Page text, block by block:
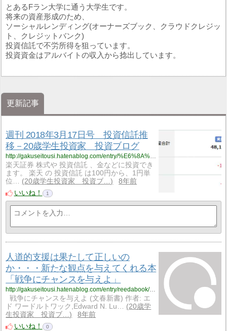
とあるFラン大学に通う大学生です。
将来の資産形成のため、
ソーシャルレンディング(オーナーズブック、クラウドクレジッ
ト、クレジットバンク)
投資信託で不労所得を狙っています。
投資資金はアルバイトの収入から捻出しています。
更新記事
週刊 2018年3月17日号 投資信託推
移－20歳学生投資家 投資ブログ
http://gakuseitousi.hatenablog.com/entry/%E6%8A%95%E8%B3%87%E4%BF%A1%E8%A8%97/20180317
楽天証券 株式や 投資信託 、金などに投資でき
ます。 楽天 の 投資信託 は100円から、1円単
位…
20歳学生投資家 投資ブ…
8年前
いいね！
1
人道的支援は果たして正しいの
か・・・新たな観点を与えてくれる本
「戦争にチャンスを与えよ」
http://gakuseitousi.hatenablog.com/entry/reedabook/20180304
戦争にチャンスを与えよ (文春新書) 作者: エ
ド ワードルトワック,Edward N. Lu…
20歳学
生投資家 投資ブ…
8年前
いいね！
0